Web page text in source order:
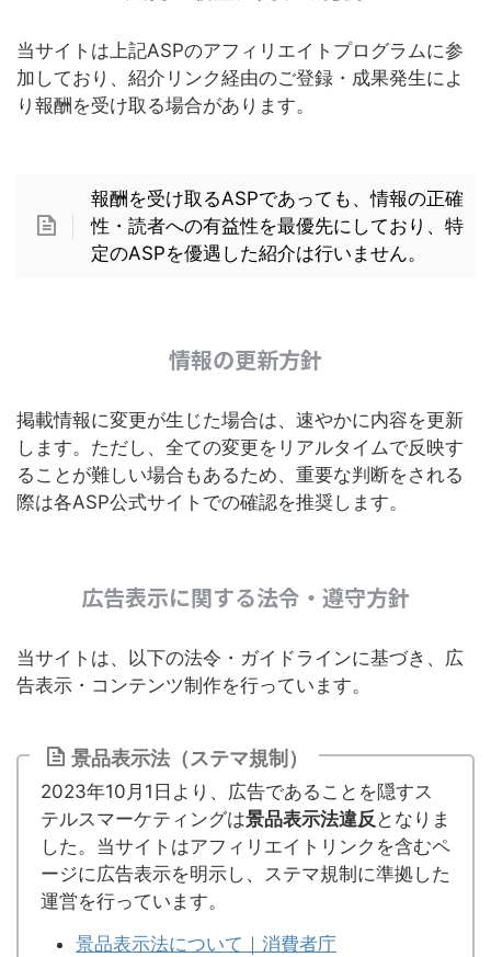
当サイトは上記ASPのアフィリエイトプログラムに参
加しており、紹介リンク経由のご登録・成果発生によ
り報酬を受け取る場合があります。
報酬を受け取るASPであっても、情報の正確
性・読者への有益性を最優先にしており、特
定のASPを優遇した紹介は行いません。
情報の更新方針
掲載情報に変更が生じた場合は、速やかに内容を更新
します。ただし、全ての変更をリアルタイムで反映す
ることが難しい場合もあるため、重要な判断をされる
際は各ASP公式サイトでの確認を推奨します。
広告表示に関する法令・遵守方針
当サイトは、以下の法令・ガイドラインに基づき、広
告表示・コンテンツ制作を行っています。
景品表示法（ステマ規制）
2023年10月1日より、広告であることを隠すス
テルスマーケティングは景品表示法違反 となりま
した。当サイトはアフィリエイトリンクを含むペ
ージに広告表示を明示し、ステマ規制に準拠した
運営を行っています。
景品表示法について｜消費者庁